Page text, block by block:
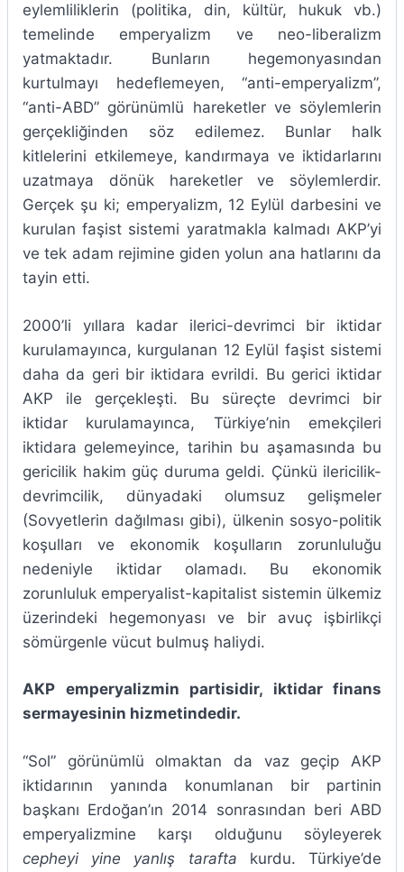
eylemliliklerin (politika, din, kültür, hukuk vb.)
temelinde emperyalizm ve neo-liberalizm
yatmaktadır. Bunların hegemonyasından
kurtulmayı hedeflemeyen, “anti-emperyalizm”,
“anti-ABD” görünümlü hareketler ve söylemlerin
gerçekliğinden söz edilemez. Bunlar halk
kitlelerini etkilemeye, kandırmaya ve iktidarlarını
uzatmaya dönük hareketler ve söylemlerdir.
Gerçek şu ki; emperyalizm, 12 Eylül darbesini ve
kurulan faşist sistemi yaratmakla kalmadı AKP’yi
ve tek adam rejimine giden yolun ana hatlarını da
tayin etti.
2000’li yıllara kadar ilerici-devrimci bir iktidar
kurulamayınca, kurgulanan 12 Eylül faşist sistemi
daha da geri bir iktidara evrildi. Bu gerici iktidar
AKP ile gerçekleşti. Bu süreçte devrimci bir
iktidar kurulamayınca, Türkiye’nin emekçileri
iktidara gelemeyince, tarihin bu aşamasında bu
gericilik hakim güç duruma geldi. Çünkü ilericilik-
devrimcilik, dünyadaki olumsuz gelişmeler
(Sovyetlerin dağılması gibi), ülkenin sosyo-politik
koşulları ve ekonomik koşulların zorunluluğu
nedeniyle iktidar olamadı. Bu ekonomik
zorunluluk emperyalist-kapitalist sistemin ülkemiz
üzerindeki hegemonyası ve bir avuç işbirlikçi
sömürgenle vücut bulmuş haliydi.
AKP emperyalizmin partisidir, iktidar finans
sermayesinin hizmetindedir.
“Sol” görünümlü olmaktan da vaz geçip AKP
iktidarının yanında konumlanan bir partinin
başkanı Erdoğan’ın 2014 sonrasından beri ABD
emperyalizmine karşı olduğunu söyleyerek
cepheyi yine yanlış tarafta kurdu. Türkiye’de